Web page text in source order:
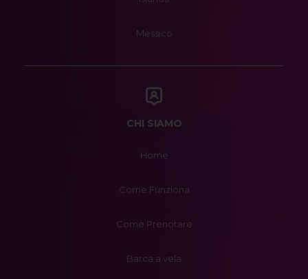
Messico
CHI SIAMO
Home
Come Funziona
Come Prenotare
Barca a vela